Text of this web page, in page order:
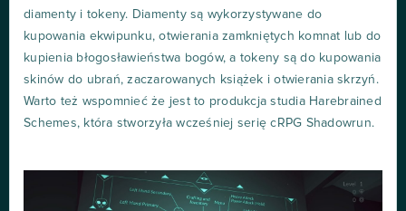
diamenty i tokeny. Diamenty są wykorzystywane do
kupowania ekwipunku, otwierania zamkniętych komnat lub do
kupienia błogosławieństwa bogów, a tokeny są do kupowania
skinów do ubrań, zaczarowanych książek i otwierania skrzyń.
Warto też wspomnieć że jest to produkcja studia Harebrained
Schemes, która stworzyła wcześniej serię cRPG Shadowrun.